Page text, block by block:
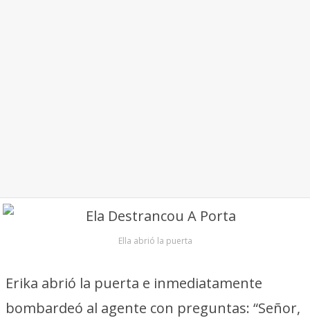
Ella abrió la puerta
Erika abrió la puerta e inmediatamente
bombardeó al agente con preguntas: “Señor,